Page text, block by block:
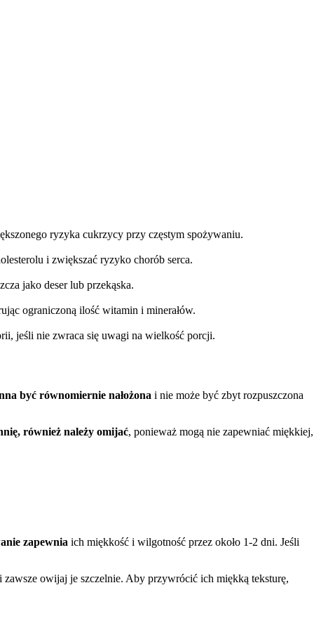
ryzyka cukrzycy przy częstym spożywaniu.
i zwiększać ryzyko chorób serca.
jako deser lub przekąska.
ograniczoną ilość witamin i minerałów.
jeśli nie zwraca się uwagi na wielkość porcji.
być równomiernie nałożona i nie może być zbyt rozpuszczona
również należy omijać, ponieważ mogą nie zapewniać miękkiej,
zapewnia ich miękkość i wilgotność przez około 1-2 dni. Jeśli
i zawsze owijaj je szczelnie. Aby przywrócić ich miękką teksturę,